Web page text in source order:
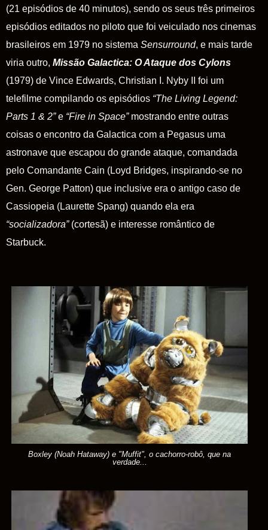
(21 episódios de 40 minutos), sendo os seus três primeiros
episódios editados no piloto que foi veiculado nos cinemas
brasileiros em 1979 no sistema Sensurround, e mais tarde
viria outro, Missão Galactica: O Ataque dos Cylons
(1979) de Vince Edwards, Christian I. Nyby II foi um
telefilme compilando os episódios “The Living Legend:
Parts 1 & 2” e “Fire in Space” mostrando entre outras
coisas o encontro da Galactica com a Pegasus uma
astronave que escapou do grande ataque, comandada
pelo Comandante Cain (Loyd Bridges, inspirando-se no
Gen. George Patton) que inclusive era o antigo caso de
Cassiopeia (Laurette Spang) quando ela era
“socializadora” (cortesã) e interesse romântico de
Starbuck.
Boxley (Noah Hataway) e "Muffit", o cachorro-robô, que na
verdade...